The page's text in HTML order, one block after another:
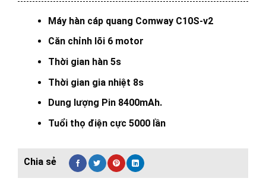
Máy hàn cáp quang Comway C10S-v2
Căn chỉnh lõi 6 motor
Thời gian hàn 5s
Thời gian gia nhiệt 8s
Dung lượng Pin 8400mAh.
Tuổi thọ điện cực 5000 lần